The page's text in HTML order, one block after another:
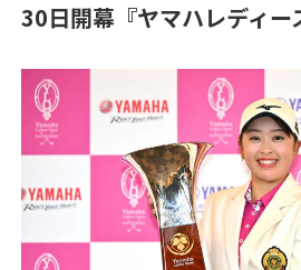
30日開幕『ヤマハレディー